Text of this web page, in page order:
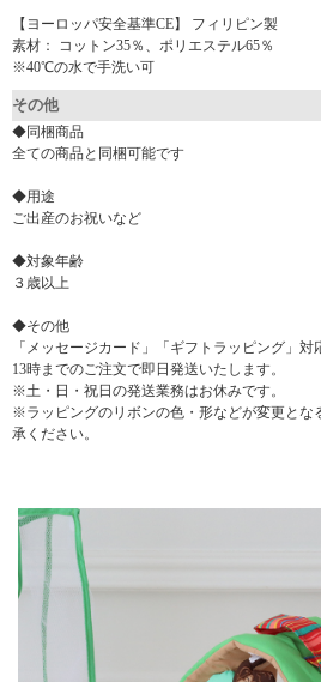
【ヨーロッパ安全基準CE】 フィリピン製
素材： コットン35％、ポリエステル65％
※40℃の水で手洗い可
その他
◆同梱商品
全ての商品と同梱可能です
◆用途
ご出産のお祝いなど
◆対象年齢
３歳以上
◆その他
「メッセージカード」「ギフトラッピング」対
13時までのご注文で即日発送いたします。
※土・日・祝日の発送業務はお休みです。
※ラッピングのリボンの色・形などが変更とな
承ください。